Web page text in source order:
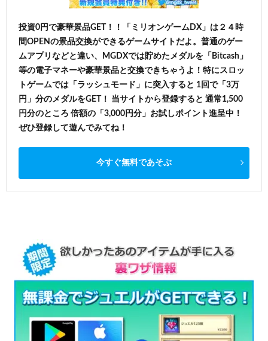
投資0円で豪華景品GET！！「ミリオンゲームDX」は２４時
間OPENの景品交換ができるゲームサイトだよ。普通のゲー
ムアプリなどと違い、MGDXでは貯めたメダルを「Bitcash」
等の電子マネーや豪華景品と交換できちゃうよ！特にスロッ
トゲームでは「ラッシュモード」に突入すると 1回で「3万
円」分のメダルをGET！ 当サイトから登録すると 通常1,500
円分のところ 倍額の「3,000円分」お試しポイント進呈中！
ぜひ登録して遊んでみてね！
今すぐ無料であそぶ